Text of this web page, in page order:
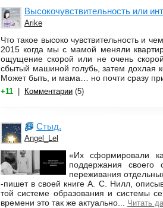
Высокочувствительность или
Arike
Что такое высоко чувствительность и
2015 когда мы с мамой меняли
ощущение скорой или не очень
сбытый машиной голубь, затем дохлая
Может быть, и мама… но почти сразу
+11 Комментарии (5)
Стыд.
Angel_Lel
«Их сформировали
поддержания
переживания
-пишет в своей книге А. С. Нилл,
той системе образования и системы
времени это так же актуально... Читать